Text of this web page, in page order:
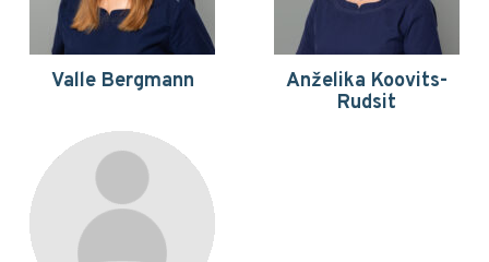
Valle Bergmann
Anželika Koovits-
Rudsit